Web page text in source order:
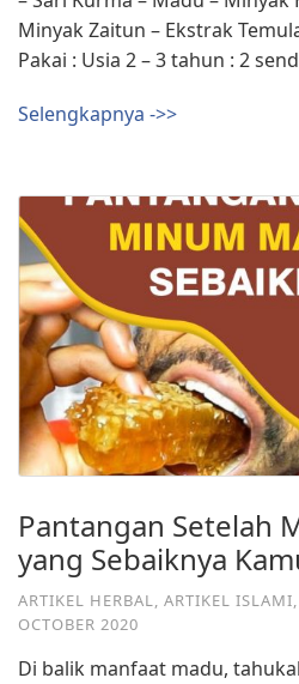
Minyak Zaitun – Ekstrak
Pakai : Usia 2 – 3 tahun : 2
Selengkapnya ->>
Pantangan Setelah
yang Sebaiknya
ARTIKEL HERBAL, ARTIKEL ISLAMI,
OCTOBER 2020
Di balik manfaat madu,